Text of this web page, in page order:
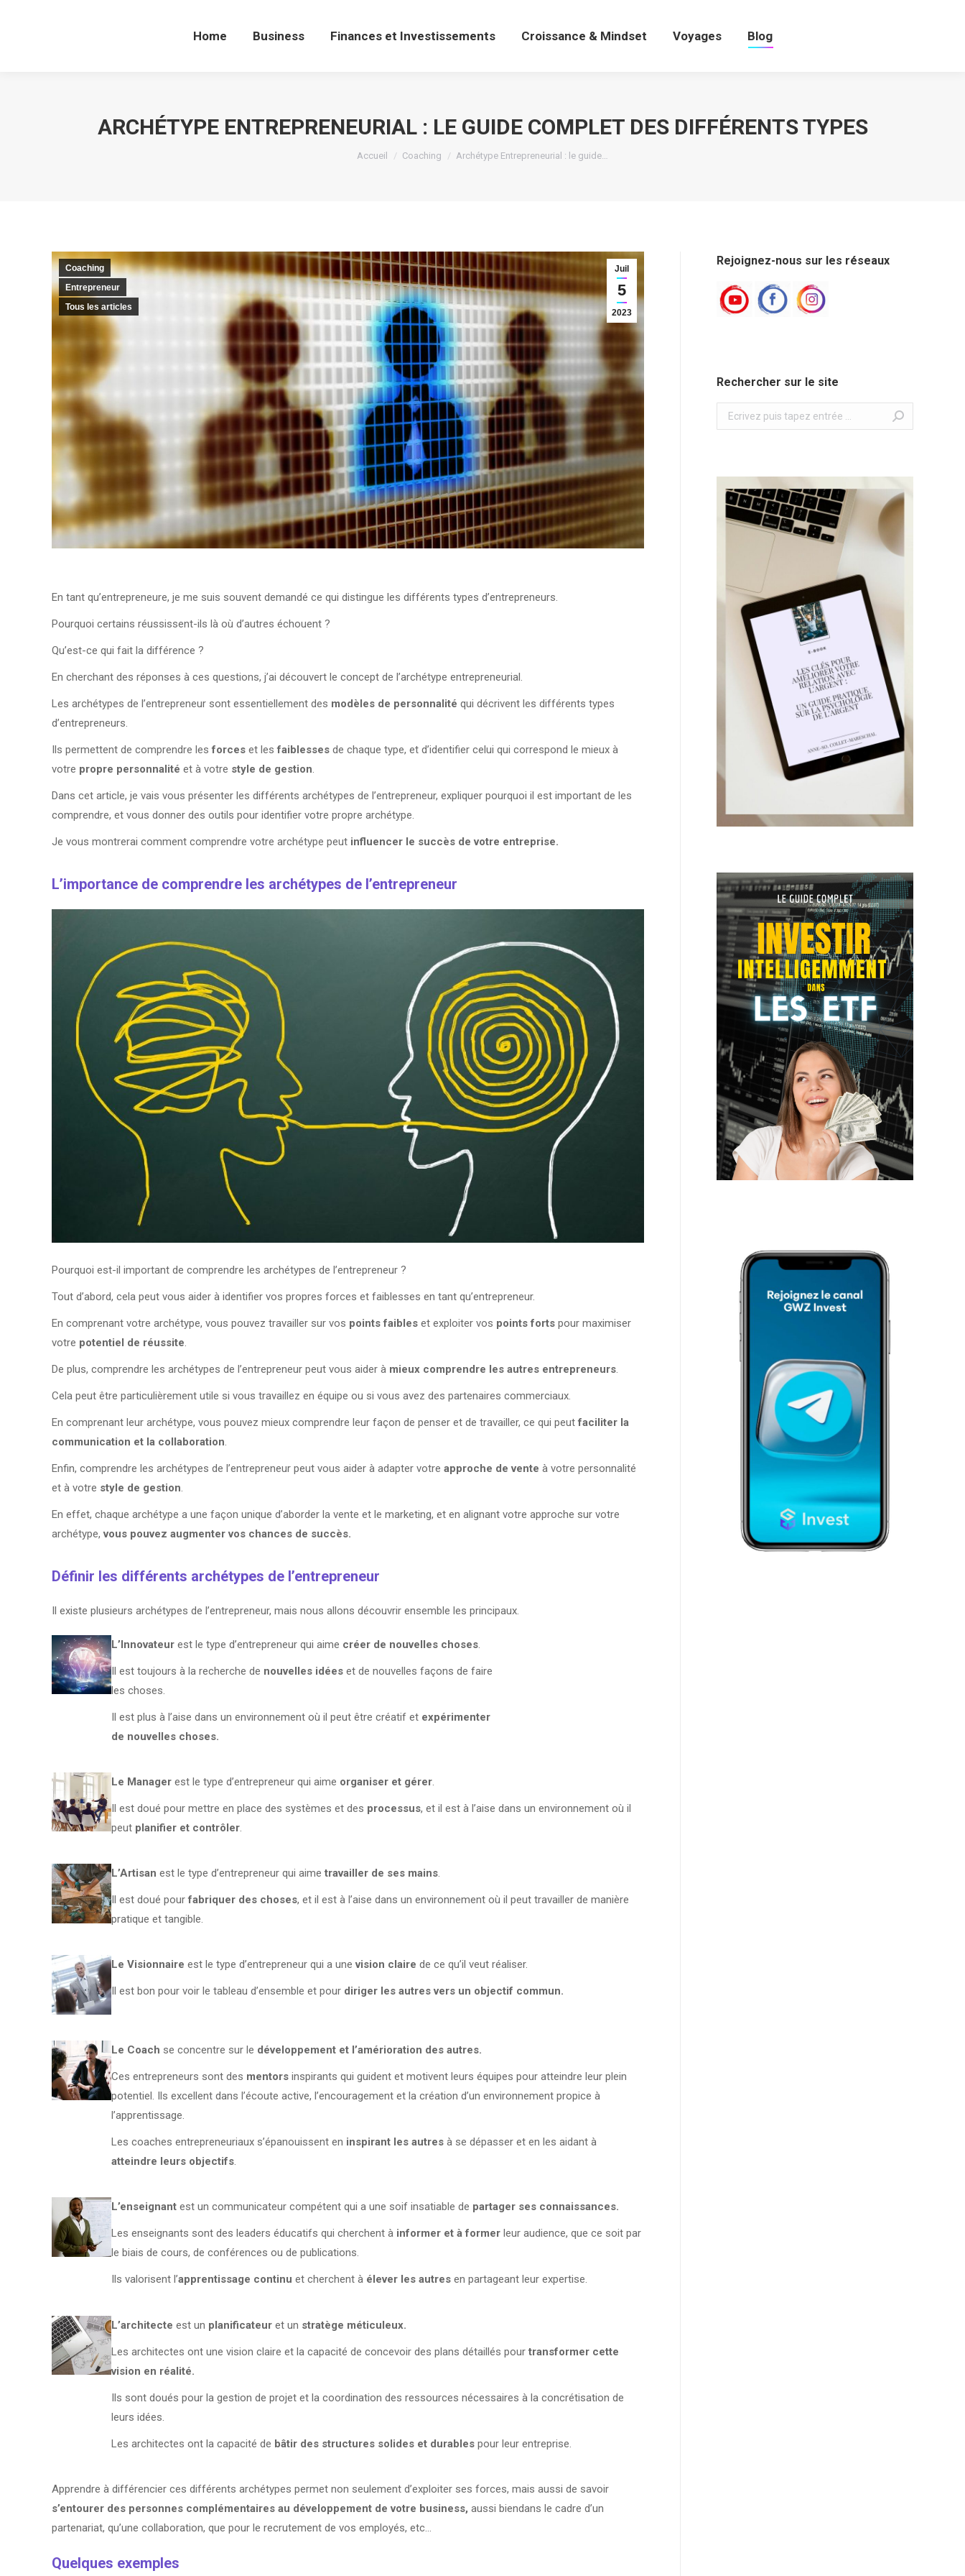
Home Business Finances et Investissements Croissance & Mindset Voyages Blog
ARCHÉTYPE ENTREPRENEURIAL : LE GUIDE COMPLET DES DIFFÉRENTS TYPES
Vous êtes ici :
Accueil Coaching Archétype Entrepreneurial : le guide…
Juil
5
2023
Coaching
Entrepreneur
Tous les articles
En tant qu’entrepreneure, je me suis souvent demandé ce qui distingue les différents types d’entrepreneurs.
Pourquoi certains réussissent-ils là où d’autres échouent ?
Qu’est-ce qui fait la différence ?
En cherchant des réponses à ces questions, j’ai découvert le concept de l’archétype entrepreneurial.
Les archétypes de l’entrepreneur sont essentiellement des modèles de personnalité qui décrivent les différents types
d’entrepreneurs.
Ils permettent de comprendre lesforces et lesfaiblesses de chaque type, et d’identifier celui qui correspond le mieux à
votre propre personnalité et à votre style de gestion
Dans cet article, je vais vous présenter les différents archétypes de l’entrepreneur, expliquer pourquoi il est important de les
comprendre, et vous donner des outils pour identifier votre propre archétype.
Je vous montrerai comment comprendre votre archétype peut influencer le succès de votre entreprise.
L’importance de comprendre les archétypes de l’entrepreneur
Pourquoi est-il important de comprendre les archétypes de l’entrepreneur ?
Tout d’abord, cela peut vous aider à identifier vos propres forces et faiblesses en tant qu’entrepreneur.
En comprenant votre archétype, vous pouvez travailler sur vos points faibles et exploiter vos points forts pour maximiser
votre potentiel de réussite
De plus, comprendre les archétypes de l’entrepreneur peut vous aider à mieux comprendre les autres entrepreneurs
Cela peut être particulièrement utile si vous travaillez en équipe ou si vous avez des partenaires commerciaux.
En comprenant leur archétype, vous pouvez mieux comprendre leur façon de penser et de travailler, ce qui peutfaciliter la
communication et la collaboration
Enfin, comprendre les archétypes de l’entrepreneur peut vous aider à adapter votre approche de vente à votre personnalité
et à votre style de gestion
En effet, chaque archétype a une façon unique d’aborder la vente et le marketing, et en alignant votre approche sur votre
archétype,vous pouvez augmenter vos chances de succès.
Définir les différents archétypes de l’entrepreneur
Il existe plusieurs archétypes de l’entrepreneur, mais nous allons découvrir ensemble les principaux.
L’Innovateurest le type d’entrepreneur qui aime créer de nouvelles choses.
Il est toujours à la recherche de nouvelles idéeset de nouvelles façons de faire
les choses.
Il est plus à l’aise dans un environnement où il peut être créatif et expérimenter
de nouvelles choses.
Le Managerest le type d’entrepreneur qui aime organiser et gérer.
Il est doué pour mettre en place des systèmes et des processus, et il est à l’aise dans un environnement où il
peut planifier et contrôler.
L’Artisan est le type d’entrepreneur qui aime travailler de ses mains.
Il est doué pourfabriquer des choses, et il est à l’aise dans un environnement où il peut travailler de manière
pratique et tangible.
Le Visionnaire est le type d’entrepreneur qui a unevision claire de ce qu’il veut réaliser.
Il est bon pour voir le tableau d’ensemble et pour diriger les autres vers un objectif commun.
Le Coach se concentre sur le développement et l’amérioration des autres.
Ces entrepreneurs sont des mentorsinspirants qui guident et motivent leurs équipes pour atteindre leur plein
potentiel. Ils excellent dans l’écoute active, l’encouragement et la création d’un environnement propice à
l’apprentissage.
Les coaches entrepreneuriaux s’épanouissent en inspirant les autresà se dépasser et en les aidant à
atteindre leurs objectifs.
L’enseignantest un communicateur compétent qui a une soif insatiable de partager ses connaissances.
Les enseignants sont des leaders éducatifs qui cherchent à informer et à former leur audience, que ce soit par
le biais de cours, de conférences ou de publications.
Ils valorisent l’apprentissage continu et cherchent à élever les autresen partageant leur expertise.
L’architecte est un planificateuret un stratège méticuleux.
Les architectes ont une vision claire et la capacité de concevoir des plans détaillés pour transformer cette
vision en réalité.
Ils sont doués pour la gestion de projet et la coordination des ressources nécessaires à la concrétisation de
leurs idées.
Les architectes ont la capacité de bâtir des structures solides et durablespour leur entreprise.
Apprendre à différencier ces différents archétypes permet non seulement d’exploiter ses forces, mais aussi de savoir
s’entourer des personnes complémentaires au développement de votre business, aussi biendans le cadre d’un
partenariat, qu’une collaboration, que pour le recrutement de vos employés, etc…
Quelques exemples
Rejoignez-nous sur les réseaux
Rechercher sur le site
Search: